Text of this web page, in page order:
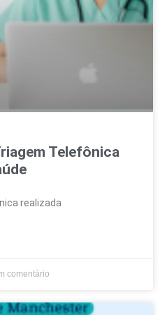
Telefônica
realizada
comentário